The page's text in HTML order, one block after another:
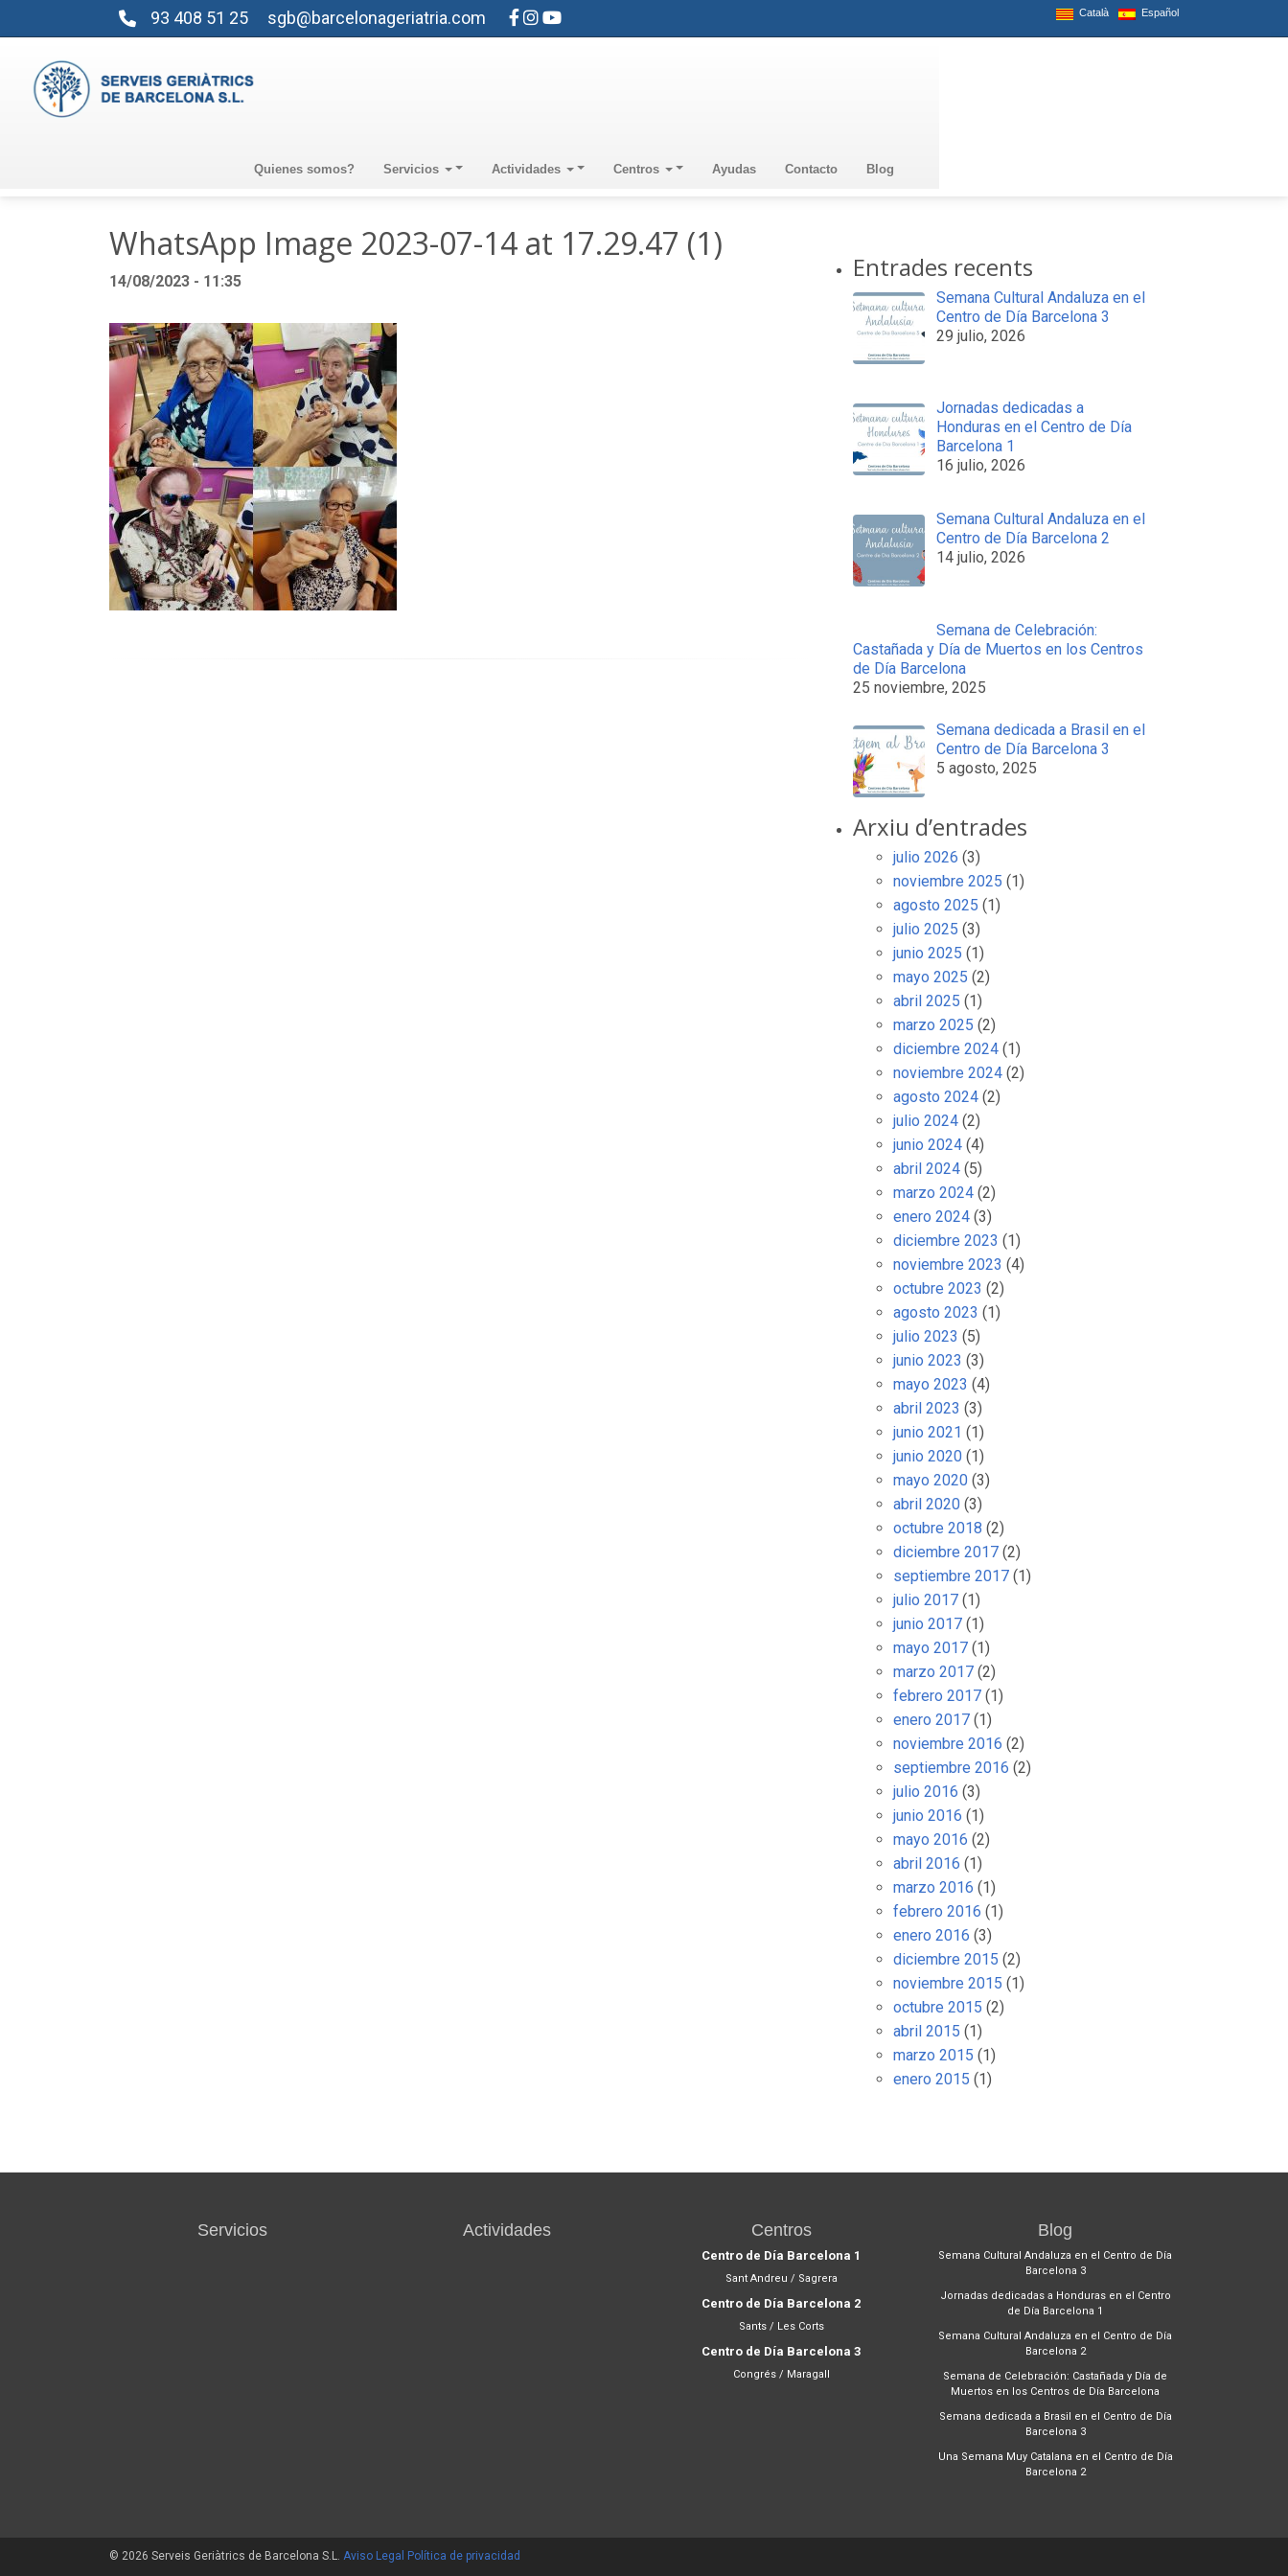
93 408 51 25 sgb@barcelonageriatria.com Català Español
Quienes somos? Servicios Actividades Centros Ayudas Contacto Blog
WhatsApp Image 2023-07-14 at 17.29.47 (1)
14/08/2023 - 11:35 Entrades recents
Semana Cultural Andaluza en el
Centro de Día Barcelona 3
29 julio, 2026
Jornadas dedicadas a
Honduras en el Centro de Día
Barcelona 1
16 julio, 2026
Semana Cultural Andaluza en el
Centro de Día Barcelona 2
14 julio, 2026
Semana de Celebración:
Castañada y Día de Muertos en los Centros
de Día Barcelona
25 noviembre, 2025
Semana dedicada a Brasil en el
Centro de Día Barcelona 3
5 agosto, 2025
Arxiu d’entrades
julio 2026 (3)
noviembre 2025 (1)
agosto 2025 (1)
julio 2025 (3)
junio 2025 (1)
mayo 2025 (2)
abril 2025 (1)
marzo 2025 (2)
diciembre 2024 (1)
noviembre 2024 (2)
agosto 2024 (2)
julio 2024 (2)
junio 2024 (4)
abril 2024 (5)
marzo 2024 (2)
enero 2024 (3)
diciembre 2023 (1)
noviembre 2023 (4)
octubre 2023 (2)
agosto 2023 (1)
julio 2023 (5)
junio 2023 (3)
mayo 2023 (4)
abril 2023 (3)
junio 2021 (1)
junio 2020 (1)
mayo 2020 (3)
abril 2020 (3)
octubre 2018 (2)
diciembre 2017 (2)
septiembre 2017 (1)
julio 2017 (1)
junio 2017 (1)
mayo 2017 (1)
marzo 2017 (2)
febrero 2017 (1)
enero 2017 (1)
noviembre 2016 (2)
septiembre 2016 (2)
julio 2016 (3)
junio 2016 (1)
mayo 2016 (2)
abril 2016 (1)
marzo 2016 (1)
febrero 2016 (1)
enero 2016 (3)
diciembre 2015 (2)
noviembre 2015 (1)
octubre 2015 (2)
abril 2015 (1)
marzo 2015 (1)
enero 2015 (1)
Servicios Actividades Centros
Centro de Día Barcelona 1
Sant Andreu / Sagrera
Centro de Día Barcelona 2
Sants / Les Corts
Centro de Día Barcelona 3
Congrés / Maragall
Blog
Semana Cultural Andaluza en el Centro de Día
Barcelona 3
Jornadas dedicadas a Honduras en el Centro
de Día Barcelona 1
Semana Cultural Andaluza en el Centro de Día
Barcelona 2
Semana de Celebración: Castañada y Día de
Muertos en los Centros de Día Barcelona
Semana dedicada a Brasil en el Centro de Día
Barcelona 3
Una Semana Muy Catalana en el Centro de Día
Barcelona 2
© 2026 Serveis Geriàtrics de Barcelona S.L. Aviso Legal Política de privacidad